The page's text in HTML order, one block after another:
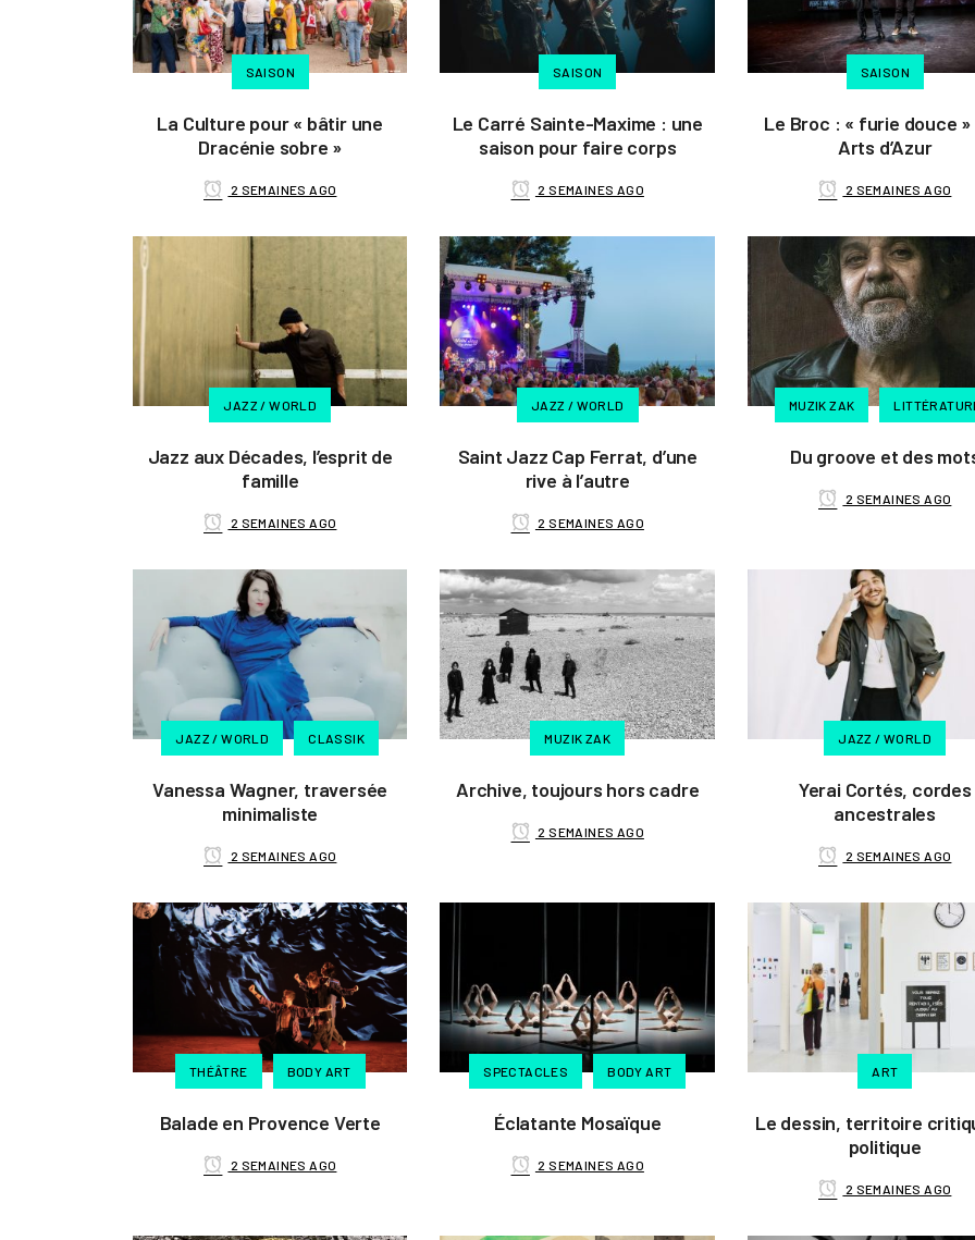
SAISON
La Culture pour « bâtir une
Dracénie sobre »
2 SEMAINES AGO
SAISON
Le Carré Sainte-Maxime : une
saison pour faire corps
2 SEMAINES AGO
SAISON
Le Broc : « furie douce »
Arts d’Azur
2 SEMAINES AGO
JAZZ / WORLD
Jazz aux Décades, l’esprit de
famille
2 SEMAINES AGO
JAZZ / WORLD
Saint Jazz Cap Ferrat, d’une
rive à l’autre
2 SEMAINES AGO
MUZIK ZAK
Du groove et des
2 SEMAINES AGO
JAZZ / WORLD CLASSIK
Vanessa Wagner, traversée
minimaliste
2 SEMAINES AGO
MUZIK ZAK
Archive, toujours hors cadre
2 SEMAINES AGO
JAZZ / WORLD
Yerai Cortés, cordes
ancestrales
2 SEMAINES AGO
THÉÂTRE BODY ART
Balade en Provence Verte
2 SEMAINES AGO
SPECTACLES BODY ART
Éclatante Mosaïque
2 SEMAINES AGO
ART
Le dessin, territoire
politique
2 SEMAINES AGO